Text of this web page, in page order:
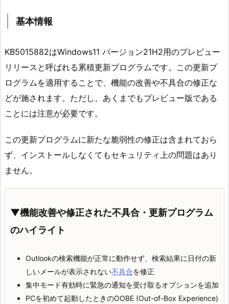
基本情報
KB5015882はWindows11 バージョン21H2用のプレビュー
リリースと呼ばれる累積更新プログラムです。この更新プ
ログラムを適用することで、機能の改善や不具合の修正な
どが施されます。ただし、あくまでもプレビュー版である
ことには注意が必要です。
この更新プログラムに新たな脆弱性の修正は含まれておら
ず、インストールしなくてもセキュリティ上の問題はあり
ません。
▼機能改善や修正された不具合・更新プログラム
のハイライト
Outlookの検索機能が正常に動作せず、検索結果に日付の新
しいメールが表示されない不具合を修正
集中モード有効時に緊急の通知を受け取るオプションを追加
PCを初めて起動したときのOOBE (Out-of-Box Experience)